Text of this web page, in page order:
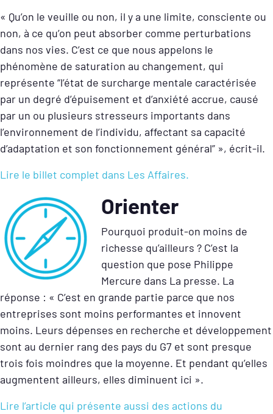
« Qu’on le veuille ou non, il y a une limite, consciente ou
non, à ce qu’on peut absorber comme perturbations
dans nos vies. C’est ce que nous appelons le
phénomène de saturation au changement, qui
représente “l’état de surcharge mentale caractérisée
par un degré d’épuisement et d’anxiété accrue, causé
par un ou plusieurs stresseurs importants dans
l’environnement de l’individu, affectant sa capacité
d’adaptation et son fonctionnement général” », écrit-il.
Lire le billet complet dans Les Affaires.
Orienter
Pourquoi produit-on moins de
richesse qu’ailleurs ? C’est la
question que pose Philippe
Mercure dans La presse. La
réponse : « C’est en grande partie parce que nos
entreprises sont moins performantes et innovent
moins. Leurs dépenses en recherche et développement
sont au dernier rang des pays du G7 et sont presque
trois fois moindres que la moyenne. Et pendant qu’elles
augmentent ailleurs, elles diminuent ici ».
Lire l’article qui présente aussi des actions du